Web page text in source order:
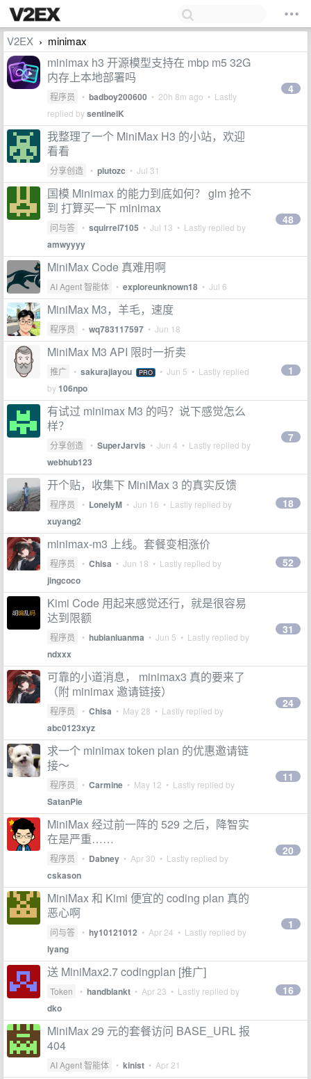
V2EX › minimax
minimax h3 开源模型支持在 mbp m5 32G
内存上本地部署吗
程序员 • badboy200600 • 20h 8m ago • Lastly
replied bysentinelK
4
我整理了一个 MiniMax H3 的小站，欢迎
看看
分享创造 • plutozc • Jul 31
国模 Minimax 的能力到底如何？ glm 抢不
到 打算买一下 minimax
问与答 • squirrel7105 • Jul 13 • Lastly replied by
amwyyyy
48
MiniMax Code 真难用啊
AI Agent 智能体 • exploreunknown18 • Jul 6
MiniMax M3，羊毛，速度
程序员 • wq783117597 • Jun 18
MiniMax M3 API 限时一折卖
推广 • sakurajiayou PRO • Jun 5 • Lastly replied
by106npo
1
有试过 minimax M3 的吗？说下感觉怎么
样？
分享创造 • SuperJarvis • Jun 4 • Lastly replied by
webhub123
7
开个贴，收集下 MiniMax 3 的真实反馈
程序员 • LonelyM • Jun 16 • Lastly replied by
xuyang2
18
minimax-m3 上线。套餐变相涨价
程序员 • Chisa • Jun 18 • Lastly replied by
jingcoco
52
Kimi Code 用起来感觉还行，就是很容易
达到限额
程序员 • hubianluanma • Jun 5 • Lastly replied by
ndxxx
31
可靠的小道消息， minimax3 真的要来了
（附 minimax 邀请链接）
程序员 • Chisa • May 28 • Lastly replied by
abc0123xyz
24
求一个 minimax token plan 的优惠邀请链
接～
程序员 • Carmine • May 12 • Lastly replied by
SatanPie
11
MiniMax 经过前一阵的 529 之后，降智实
在是严重……
程序员 • Dabney • Apr 30 • Lastly replied by
cskason
20
MiniMax 和 Kimi 便宜的 coding plan 真的
恶心啊
问与答 • hy10121012 • Apr 24 • Lastly replied by
lyang
1
送 MiniMax2.7 codingplan [推广]
Token • handblankt • Apr 23 • Lastly replied by
dko
16
MiniMax 29 元的套餐访问 BASE_URL 报
404
AI Agent 智能体 • kinist • Apr 21